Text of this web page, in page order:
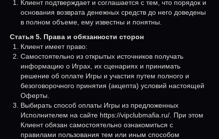
Клиент подтверждает и соглашается с тем, что порядок и
основания возврата денежных средств до него доведены
в полном объеме, ему известны и понятны.
Статья 5. Права и обязанности сторон
Клиент имеет право:
Самостоятельно из открытых источников получать
информацию о Играх, их сценариях и принимать
решение об оплате Игры и участия путем полного и
безоговорочного принятия (акцепта) условий настоящей
Оферты.
Выбирать способ оплаты Игры из предложенных
Исполнителем на сайте https://vipclubmafia.ru/. При этом
Клиент обязан самостоятельно ознакомиться с
правилами пользования тем или иным способом